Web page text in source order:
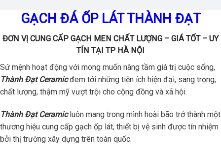
GẠCH ĐÁ ỐP LÁT THÀNH ĐẠT
ĐƠN VỊ CUNG CẤP GẠCH MEN CHẤT LƯỢNG – GIÁ TỐT – UY
TÍN TẠI TP HÀ NỘI
Sứ mệnh hoạt động với mong muốn nâng tầm giá trị cuộc sống,
Thành Đạt Ceramicđem tới những tiện ích hiện đại, sang trọng,
chất lượng, thậm mỹ vượt trội cho cộng đồng và xã hội.
Thành Đạt Ceramicluôn mang trong mình hoài bão trở thành một
thương hiệu cung cấp gạch ốp lát, thiết bị vệ sinh được tín nhiệm
bởi thị trường xây dựng trên toàn quốc.